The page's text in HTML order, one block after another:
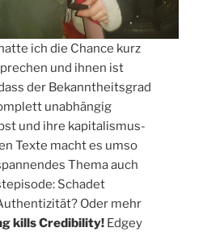
ich die Chance kurz
und ihnen ist
der Bekanntheitsgrad
unabhängig
und ihre kapitalismus-
Texte macht es umso
Thema auch
Schadet
Oder mehr
kills Credibility! Edgey